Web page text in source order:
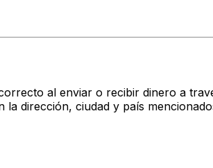
al enviar o recibir dinero a
dirección, ciudad y país